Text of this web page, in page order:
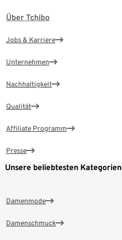
Über Tchibo
Jobs & Karriere
Unternehmen
Nachhaltigkeit
Qualität
Affiliate Programm
Presse
Unsere beliebtesten Kategorien
Damenmode
Damenschmuck